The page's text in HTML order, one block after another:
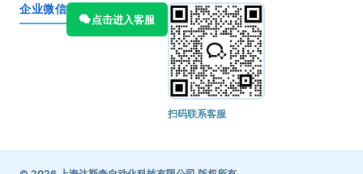
企业微信
点击进入客服
扫码联系客服